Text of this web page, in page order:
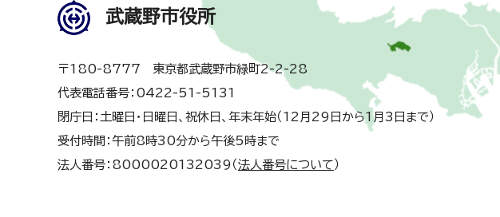
武蔵野市役所
〒180-8777 東京都武蔵野市緑町2-2-28
代表電話番号：0422-51-5131
閉庁日：土曜日・日曜日、祝休日、年末年始（12月29日から1月3日まで）
受付時間：午前8時30分から午後5時まで
法人番号：8000020132039（ 法人番号について ）